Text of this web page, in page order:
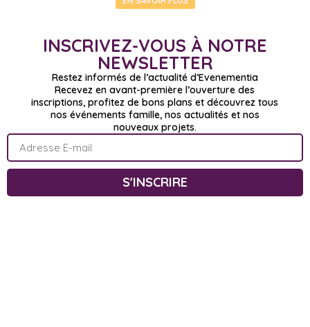
INSCRIVEZ-VOUS À NOTRE
NEWSLETTER
Restez informés de l’actualité d’Evenementia
Recevez en avant-première l’ouverture des
inscriptions, profitez de bons plans et découvrez tous
nos événements famille, nos actualités et nos
nouveaux projets.
S'INSCRIRE